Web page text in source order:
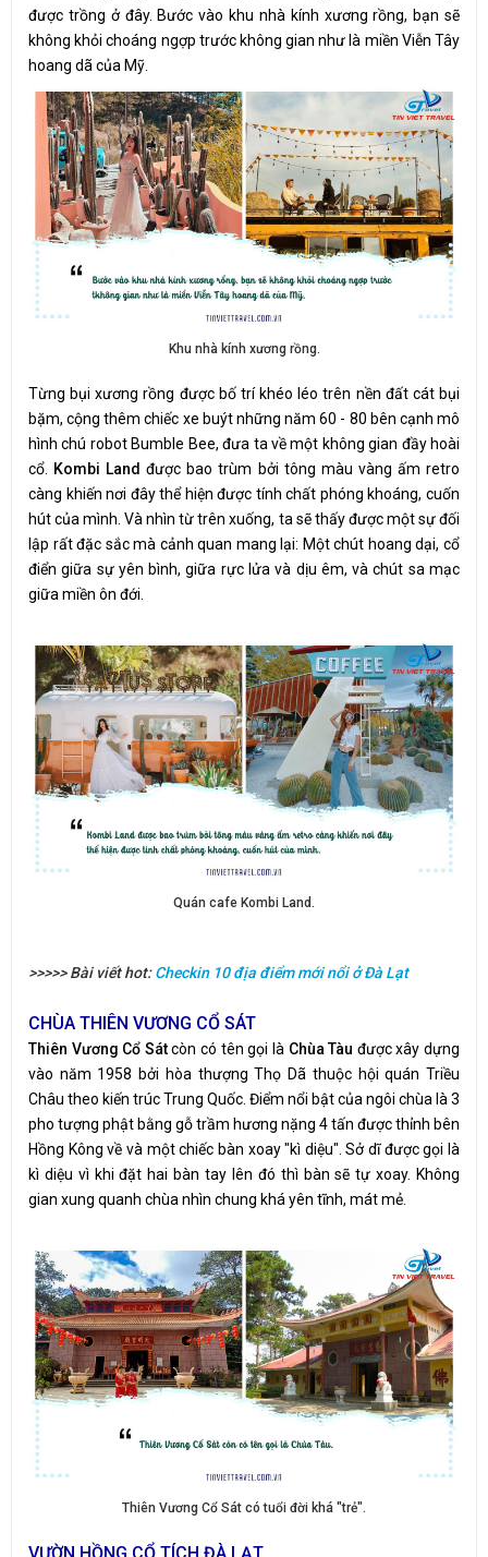
được trồng ở đây. Bước vào khu nhà kính xương rồng, bạn sẽ
không khỏi choáng ngợp trước không gian như là miền Viễn Tây
hoang dã của Mỹ.
Khu nhà kính xương rồng.
Từng bụi xương rồng được bố trí khéo léo trên nền đất cát bụi
bặm, cộng thêm chiếc xe buýt những năm 60 - 80 bên cạnh mô
hình chú robot Bumble Bee, đưa ta về một không gian đầy hoài
cổ.
Kombi Land được bao trùm bởi tông màu vàng ấm retro
càng khiến nơi đây thể hiện được tính chất phóng khoáng, cuốn
hút của mình. Và nhìn từ trên xuống, ta sẽ thấy được một sự đối
lập rất đặc sắc mà cảnh quan mang lại: Một chút hoang dại, cổ
điển giữa sự yên bình, giữa rực lửa và dịu êm, và chút sa mạc
giữa miền ôn đới.
Quán cafe Kombi Land.
>>>>> Bài viết hot:Checkin 10 địa điểm mới nổi ở Đà Lạt
CHÙA THIÊN VƯƠNG CỔ SÁT
Thiên Vương Cổ Sátcòn có tên gọi là Chùa Tàu được xây dựng
vào năm 1958 bởi hòa thượng Thọ Dã thuộc hội quán Triều
Châu theo kiến trúc Trung Quốc. Điểm nổi bật của ngôi chùa là 3
pho tượng phật bằng gỗ trầm hương nặng 4 tấn được thỉnh bên
Hồng Kông về và một chiếc bàn xoay "kì diệu". Sở dĩ được gọi là
kì diệu vì khi đặt hai bàn tay lên đó thì bàn sẽ tự xoay. Không
gian xung quanh chùa nhìn chung khá yên tĩnh, mát mẻ.
Thiên Vương Cổ Sát có tuổi đời khá "trẻ".